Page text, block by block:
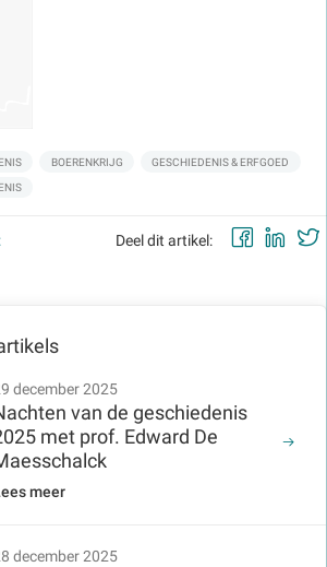
BOERENKRIJG GESCHIEDENIS & ERFGOED
Deel dit artikel:
december 2025
van de geschiedenis
met prof. Edward De
meer
december 2025